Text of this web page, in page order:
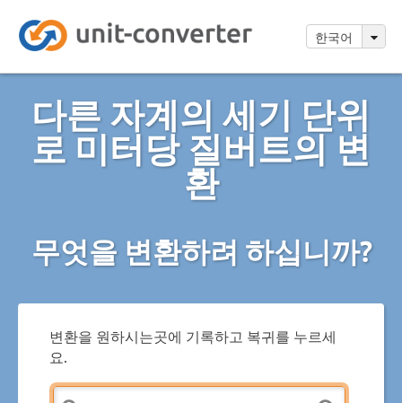
한국어
다른 자계의 세기 단위
로 미터당 질버트의 변
환
무엇을 변환하려 하십니까?
변환을 원하시는곳에 기록하고 복귀를 누르세
요.